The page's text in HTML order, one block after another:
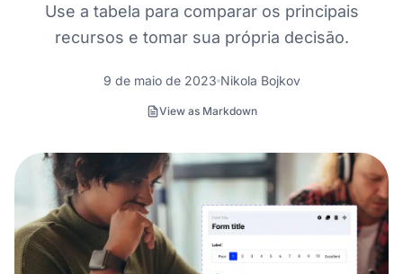
Use a tabela para comparar os principais
recursos e tomar sua própria decisão.
9 de maio de 2023 Nikola Bojkov
View as Markdown